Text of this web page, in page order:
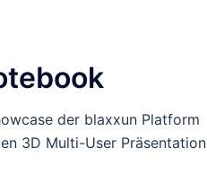
der blaxxun Platform
3D Multi-User Präsentation